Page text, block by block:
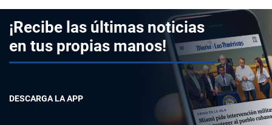
¡Recibe las últimas noticias
en tus propias manos!
DESCARGA LA APP